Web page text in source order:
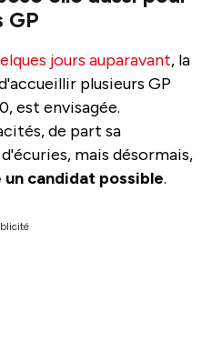
GP
jours auparavant, la
plusieurs GP
est envisagée.
de part sa
mais désormais,
candidat possible.